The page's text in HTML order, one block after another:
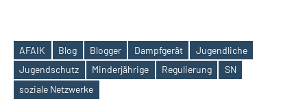
Schlagwörter
AFAIK Blog Blogger Dampfgerät
Jugendliche
Jugendschutz
Minderjährige Regulierung
SN
soziale Netzwerke